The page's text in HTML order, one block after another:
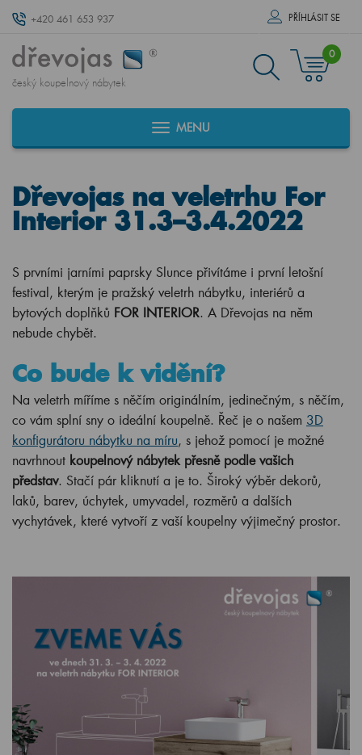
+420 461 653 937 PŘÍHLÁSIT SE
český koupelnový nábytek
0
MENU
Dřevojas na veletrhu For
Interior 31.3–3.4.2022
S prvními jarními paprsky Slunce přivítáme i první letošní
festival, kterým je pražský veletrh nábytku, interiérů a
bytových doplňků FOR INTERIOR. A Dřevojas na něm
nebude chybět.
Co bude k vidění?
Na veletrh míříme s něčím originálním, jedinečným, s něčím,
co vám splní sny o ideální koupelně. Řeč je o našem 3D
konfigurátoru nábytku na míru, s jehož pomocí je možné
navrhnout koupelnový nábytek přesně podle vašich
představ. Stačí pár kliknutí a je to. Široký výběr dekorů,
laků, barev, úchytek, umyvadel, rozměrů a dalších
vychytávek, které vytvoří z vaší koupelny výjimečný prostor.